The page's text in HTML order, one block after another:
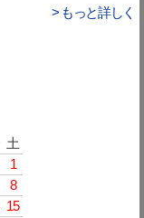
> もっと詳しく
土
1
8
15